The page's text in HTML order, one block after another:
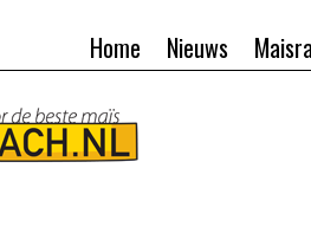
Nieuws
Home